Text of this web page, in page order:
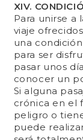
XIV.
Para unirse a
viaje
una
para ser
pasar unos
conocer un
Si alguna
crónica en el
peligro o
puede